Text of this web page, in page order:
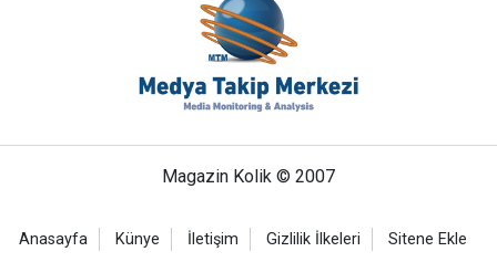
Magazin Kolik © 2007
Anasayfa Künye İletişim Gizlilik İlkeleri Sitene Ekle